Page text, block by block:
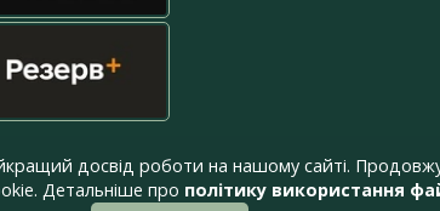
досвід роботи на нашому сайті.
Детальніше про політику використання